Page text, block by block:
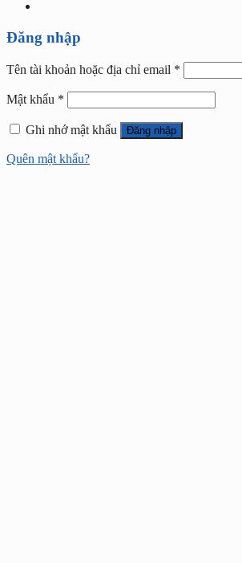
Đăng nhập
Tên tài khoản hoặc địa chỉ email *
Mật khẩu *
Ghi nhớ mật khẩu Đăng nhập
Quên mật khẩu?